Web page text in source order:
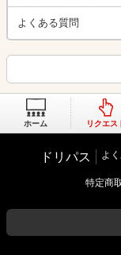
よくある質問
ホーム リクエス
ドリパス よ
特定商